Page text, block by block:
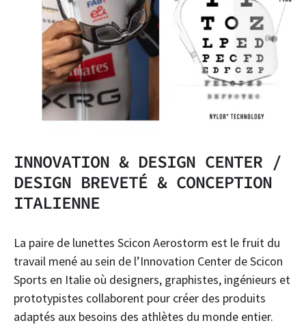
INNOVATION & DESIGN CENTER /
DESIGN BREVETÉ & CONCEPTION
ITALIENNE
La paire de lunettes Scicon Aerostorm est le fruit du
travail mené au sein de l’Innovation Center de Scicon
Sports en Italie où designers, graphistes, ingénieurs et
prototypistes collaborent pour créer des produits
adaptés aux besoins des athlètes du monde entier.